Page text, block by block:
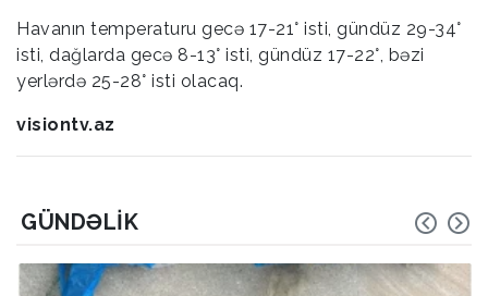
Havanın temperaturu gecə 17-21° isti, gündüz 29-34°
isti, dağlarda gecə 8-13° isti, gündüz 17-22°, bəzi
yerlərdə 25-28° isti olacaq.
visiontv.az
GÜNDƏLIK